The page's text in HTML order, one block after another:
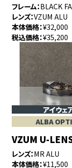
フレーム BLACK
レンズ VZUM ALU
本体価格 ¥32,000
税込価格 ¥35,200
アイウェ
ALBA
VZUM U-
レンズ MR ALU
本体価格 ¥11,500